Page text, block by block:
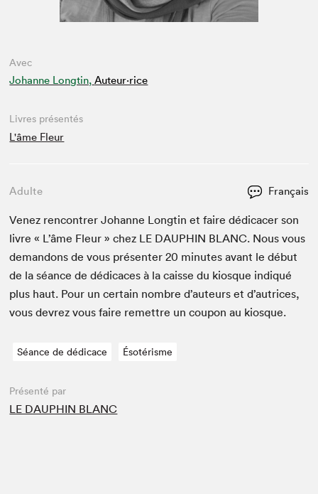
Avec
Johanne Longtin, Auteur·rice
Livres présentés
L'âme Fleur
Adulte Français
Venez ren­con­tr­er Johanne Longtin et faire dédi­cac­er son
livre « L’âme Fleur » chez LE DAUPHIN BLANC. Nous vous
deman­dons de vous présen­ter20 min­utes avant le début
de la séance de dédi­caces à la caisse du kiosque indiqué
plus haut. Pour un cer­tain nom­bre d’auteurs et d’autrices,
vous devrez vous faire remet­tre un coupon au kiosque.
Séance de dédicace Ésotérisme
Présenté par
LE DAUPHIN BLANC